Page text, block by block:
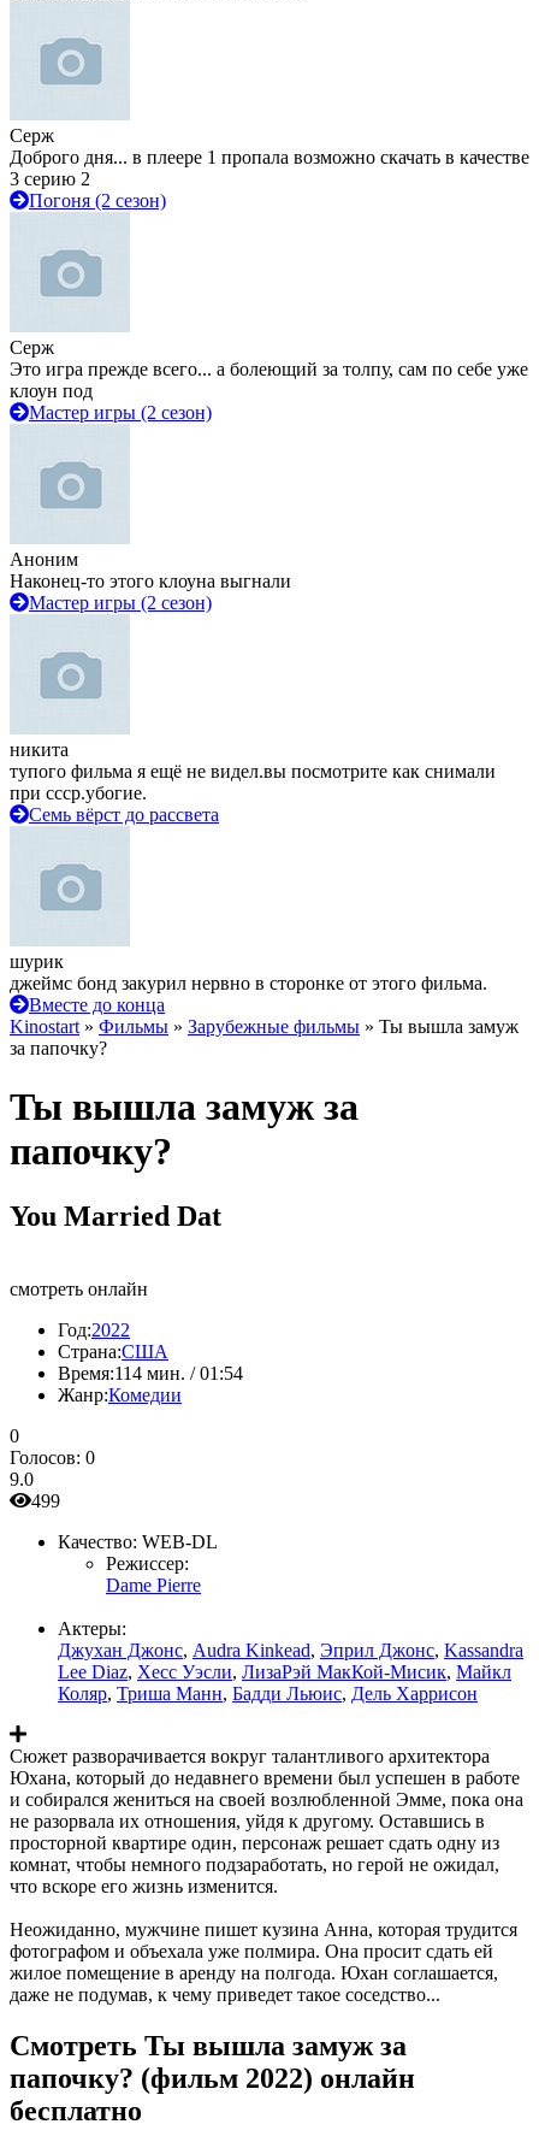
Серж
Доброго дня... в плеере 1 пропала возможно скачать в качестве
3 серию 2
Погоня (2 сезон)
Серж
Это игра прежде всего... а болеющий за толпу, сам по себе уже
клоун под
Мастер игры (2 сезон)
Аноним
Наконец-то этого клоуна выгнали
Мастер игры (2 сезон)
никита
тупого фильма я ещё не видел.вы посмотрите как снимали
при ссср.убогие.
Семь вёрст до рассвета
шурик
джеймс бонд закурил нервно в сторонке от этого фильма.
Вместе до конца
Kinostart » Фильмы » Зарубежные фильмы » Ты вышла замуж
за папочку?
Ты вышла замуж за
папочку?
You Married Dat
смотреть онлайн
Год:2022
Страна:США
Время:114 мин. / 01:54
Жанр:Комедии
0
Голосов: 0
9.0
499
Качество: WEB-DL
Режиссер:
Dame Pierre
Актеры:
Джухан Джонс, Audra Kinkead, Эприл Джонс, Kassandra
Lee Diaz, Хесс Уэсли, ЛизаРэй МакКой-Мисик, Майкл
Коляр, Триша Манн, Бадди Льюис, Дель Харрисон
Сюжет разворачивается вокруг талантливого архитектора
Юхана, который до недавнего времени был успешен в работе
и собирался жениться на своей возлюбленной Эмме, пока она
не разорвала их отношения, уйдя к другому. Оставшись в
просторной квартире один, персонаж решает сдать одну из
комнат, чтобы немного подзаработать, но герой не ожидал,
что вскоре его жизнь изменится.
Неожиданно, мужчине пишет кузина Анна, которая трудится
фотографом и объехала уже полмира. Она просит сдать ей
жилое помещение в аренду на полгода. Юхан соглашается,
даже не подумав, к чему приведет такое соседство...
Смотреть Ты вышла замуж за
папочку? (фильм 2022) онлайн
бесплатно